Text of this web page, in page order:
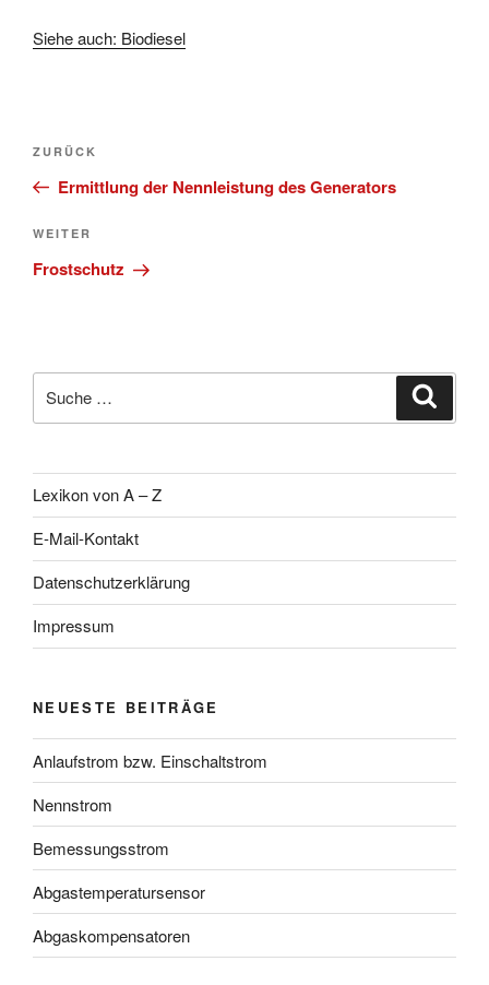
Siehe auch: Biodiesel
Beitragsnavigation
Vorheriger
Beitrag
ZURÜCK
Ermittlung der Nennleistung des Generators
Nächster
Beitrag
WEITER
Frostschutz
nach:
Lexikon von A – Z
E-Mail-Kontakt
Datenschutzerklärung
Impressum
NEUESTE BEITRÄGE
Anlaufstrom bzw. Einschaltstrom
Nennstrom
Bemessungsstrom
Abgastemperatursensor
Abgaskompensatoren